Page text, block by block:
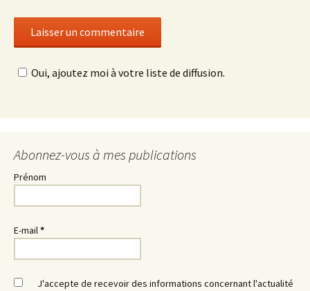
Oui, ajoutez moi à votre liste de diffusion.
Abonnez-vous à mes publications
Prénom
E-mail*
J'accepte de recevoir des informations concernant l'actualité